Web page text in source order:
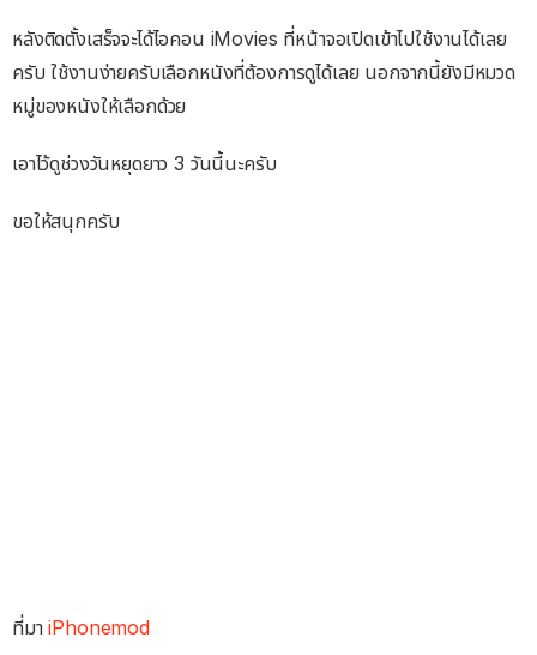
หลังติดตั้งเสร็จจะได้ไอคอน iMovies ที่หน้าจอเปิดเข้าไปใช้งานได้เลย
ครับ ใช้งานง่ายครับเลือกหนังที่ต้องการดูได้เลย นอกจากนี้ยังมีหมวด
หมู่ของหนังให้เลือกด้วย
เอาไว้ดูช่วงวันหยุดยาว 3 วันนี้นะครับ
ขอให้สนุกครับ
ที่มาiPhonemod